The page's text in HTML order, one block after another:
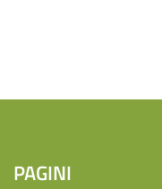
PAGINI